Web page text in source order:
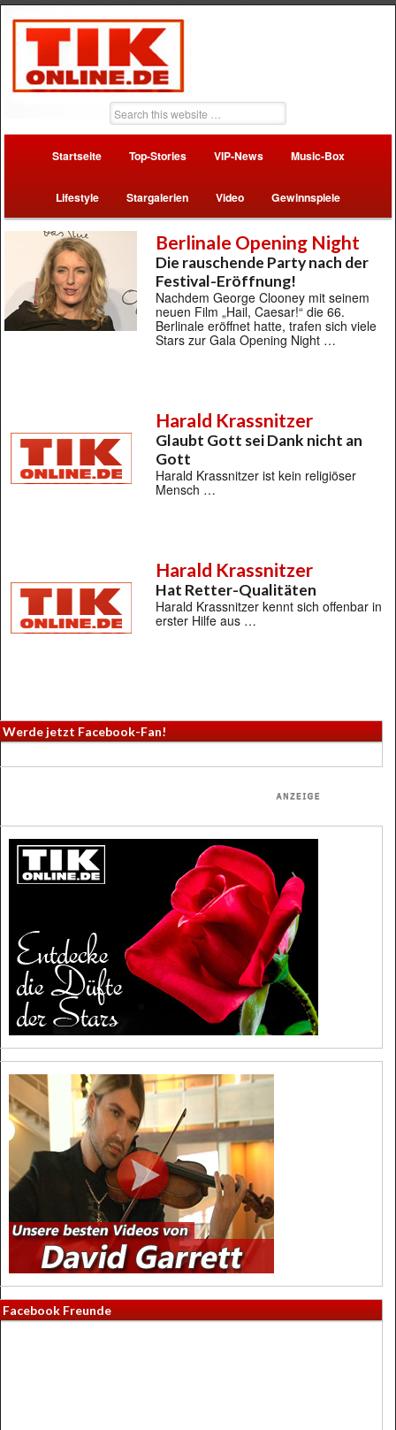
Startseite Top-Stories VIP-News Music-Box
Lifestyle Stargalerien Video Gewinnspiele
Berlinale Opening Night
Die rauschende Party nach der
Festival-Eröffnung!
Nachdem George Clooney mit seinem
neuen Film „Hail, Caesar!“ die 66.
Berlinale eröffnet hatte, trafen sich viele
Stars zur Gala Opening Night …
Harald Krassnitzer
Glaubt Gott sei Dank nicht an
Gott
Harald Krassnitzer ist kein religiöser
Mensch …
Harald Krassnitzer
Hat Retter-Qualitäten
Harald Krassnitzer kennt sich offenbar in
erster Hilfe aus …
Werde jetzt Facebook-Fan!
Facebook Freunde